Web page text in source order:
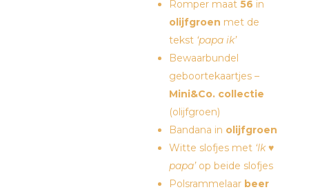
Romper maat56 in
olijfgroen met de
tekst ‘papa ik’
Bewaarbundel
geboortekaartjes –
Mini&Co. collectie
(olijfgroen)
Bandana in olijfgroen
Witte slofjes met ‘Ik ♥
papa’op beide slofjes
Polsrammelaar beer